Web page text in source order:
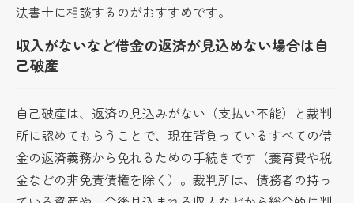
法書士に相談するのがおすすめです。
収入がないなど借金の返済が見込めない場合は自
己破産
自己破産は、返済の見込みがない（支払い不能）と裁判
所に認めてもらうことで、現在背負っているすべての借
金の返済義務から免れるための手続きです（養育費や税
金などの非免責債権を除く）。裁判所は、債務者の持っ